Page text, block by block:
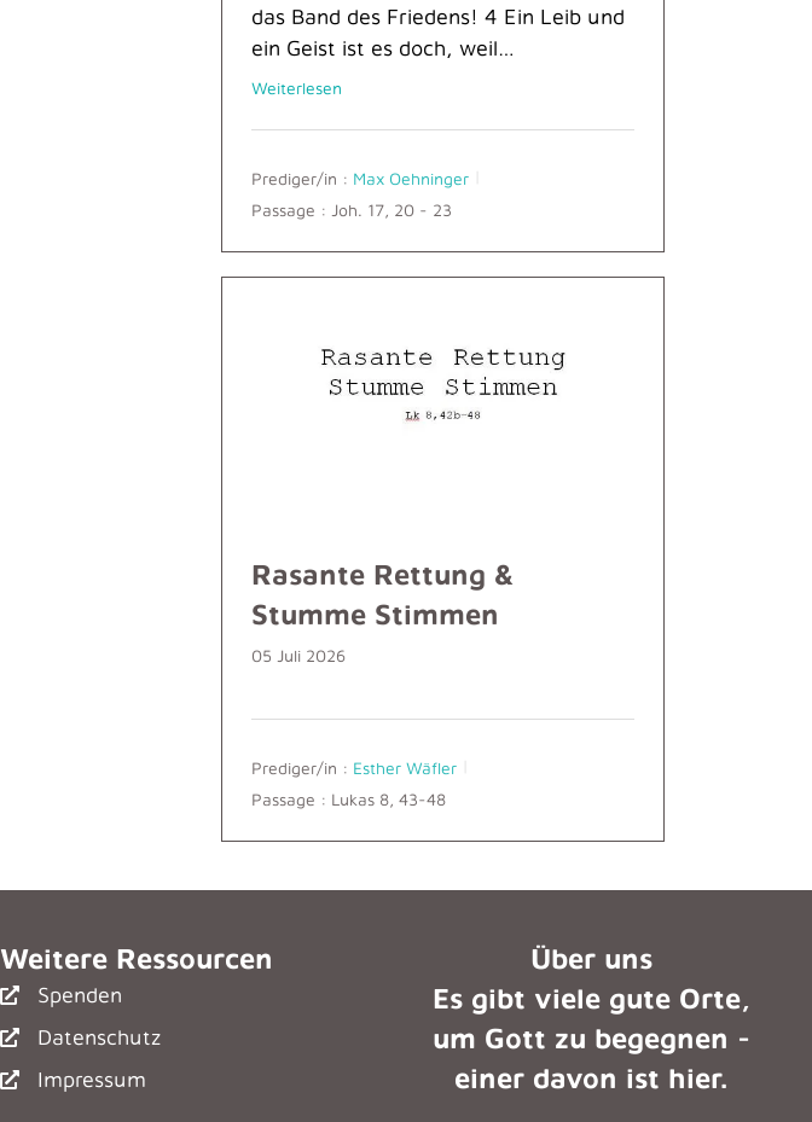
das Band des Friedens! 4 Ein Leib und
ein Geist ist es doch, weil…
Weiterlesen
Prediger/in : Max Oehninger
Passage : Joh. 17, 20 - 23
Rasante Rettung &
Stumme Stimmen
05 Juli 2026
Prediger/in : Esther Wäfler
Passage : Lukas 8, 43-48
Weitere Ressourcen
Spenden
Datenschutz
Impressum
Über uns
Es gibt viele gute Orte,
um Gott zu begegnen -
einer davon ist hier.